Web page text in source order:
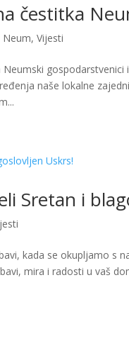
čestitka
Neum,Vijesti
gospodarstvenici
naše lokalne
Sretan i
kada se okupljamo s
mira i radosti u vaš